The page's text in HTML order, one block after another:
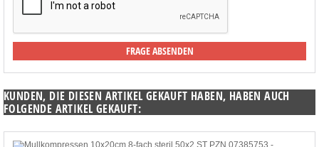
KUNDEN, DIE DIESEN ARTIKEL GEKAUFT HABEN, HABEN AUCH
FOLGENDE ARTIKEL GEKAUFT: